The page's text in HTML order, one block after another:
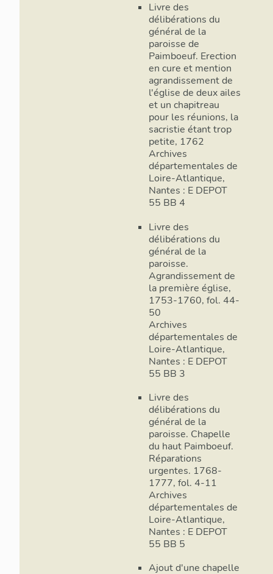
Livre des
délibérations du
général de la
paroisse de
Paimboeuf. Erection
en cure et mention
agrandissement de
l'église de deux ailes
et un chapitreau
pour les réunions, la
sacristie étant trop
petite, 1762
Archives
départementales de
Loire-Atlantique,
Nantes : E DEPOT
55 BB 4
Livre des
délibérations du
général de la
paroisse.
Agrandissement de
la première église,
1753-1760, fol. 44-
50
Archives
départementales de
Loire-Atlantique,
Nantes : E DEPOT
55 BB 3
Livre des
délibérations du
général de la
paroisse. Chapelle
du haut Paimboeuf.
Réparations
urgentes. 1768-
1777, fol. 4-11
Archives
départementales de
Loire-Atlantique,
Nantes : E DEPOT
55 BB 5
Ajout d'une chapelle